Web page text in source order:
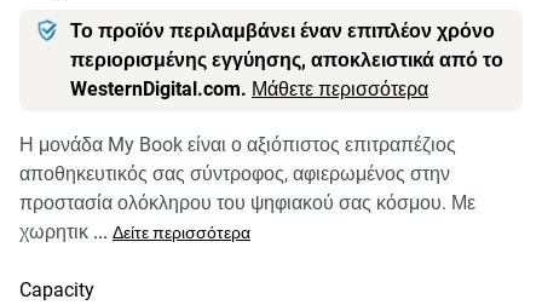
Το προϊόν περιλαμβάνει έναν επιπλέον χρόνο
περιορισμένης εγγύησης, αποκλειστικά από το
WesternDigital.com. Μάθετε περισσότερα
Η μονάδα My Book είναι ο αξιόπιστος επιτραπέζιος
αποθηκευτικός σας σύντροφος, αφιερωμένος στην
προστασία ολόκληρου του ψηφιακού σας κόσμου. Με
χωρητικ ... Δείτε περισσότερα
Capacity